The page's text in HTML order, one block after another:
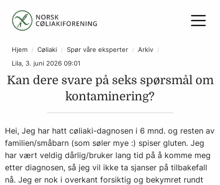
Hjem Cøliaki Spør våre eksperter
Arkiv
Lila, 3. juni 2026 09:01
Kan dere svare på seks spørsmål om
kontaminering?
Hei, Jeg har hatt cøliaki-dagnosen i 6 mnd. og resten av
familien/småbarn (som søler mye :) spiser gluten. Jeg
har vært veldig dårlig/bruker lang tid på å komme meg
etter diagnosen, så jeg vil ikke ta sjanser på tilbakefall
nå. Jeg er nok i overkant forsiktig og bekymret rundt